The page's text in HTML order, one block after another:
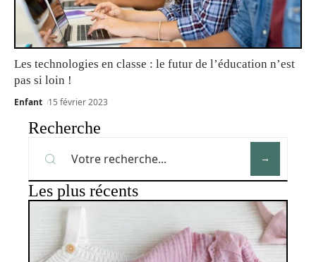
Les technologies en classe : le futur de l’éducation n’est
pas si loin !
Enfant 15 février 2023
Recherche
Les plus récents